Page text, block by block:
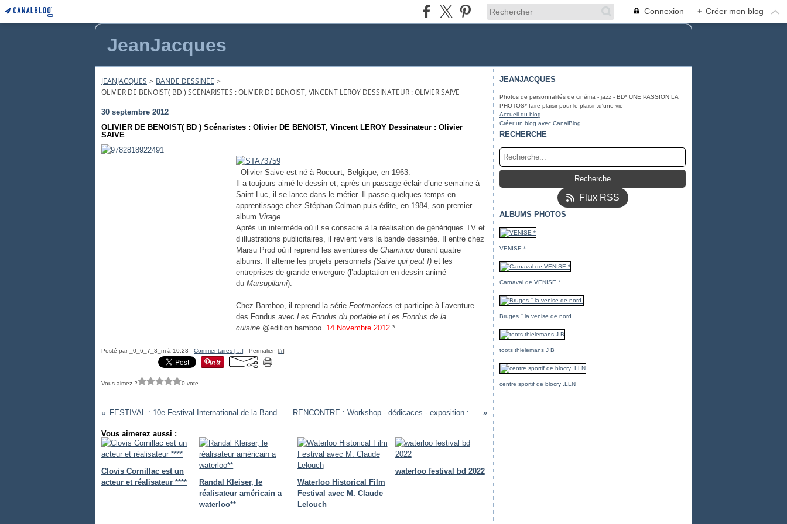
Connexion + Créer mon blog
JeanJacques
JEANJACQUES > BANDE DESSINÉE >
OLIVIER DE BENOIST( BD ) SCÉNARISTES : OLIVIER DE BENOIST, VINCENT LEROY DESSINATEUR : OLIVIER SAIVE
30 septembre 2012
OLIVIER DE BENOIST( BD ) Scénaristes : Olivier DE BENOIST, Vincent LEROY Dessinateur : Olivier
SAIVE
Olivier Saive est né à Rocourt, Belgique, en 1963.
Il a toujours aimé le dessin et, après un passage éclair d’une semaine à
Saint Luc, il se lance dans le métier. Il passe quelques temps en
apprentissage chez Stéphan Colman puis édite, en 1984, son premier
album Virage.
Après un intermède où il se consacre à la réalisation de génériques TV et
d’illustrations publicitaires, il revient vers la bande dessinée. Il entre chez
Marsu Prod où il reprend les aventures de Chaminou durant quatre
albums. Il alterne les projets personnels (Saive qui peut !) et les
entreprises de grande envergure (l’adaptation en dessin animé
du Marsupilami).
Chez Bamboo, il reprend la série Footmaniacs et participe à l’aventure
des Fondus avec Les Fondus du portable et Les Fondus de la
cuisine. @edition bamboo 14 Novembre 2012 *
Posté par _0_6_7_3_m à 10:23 - Commentaires [ ] - Permalien [#]
Vous aimez ? 0 vote
FESTIVAL : 10e Festival International de la Bande Dessinée d'Ajaccio RENCONTRE : Workshop - dédicaces - exposition : Nix / Librairie Brüsel -
Vous aimerez aussi :
Clovis Cornillac est un
acteur et réalisateur ****
Randal Kleiser, le
réalisateur américain a
waterloo**
Waterloo Historical Film
Festival avec M. Claude
Lelouch
waterloo festival bd 2022
JEANJACQUES
Photos de personnalités de cinéma - jazz - BD* UNE PASSION LA
PHOTOS* faire plaisir pour le plaisir ;d'une vie
Accueil du blog
Créer un blog avec CanalBlog
RECHERCHE
Flux RSS
ALBUMS PHOTOS
VENISE *
Carnaval de VENISE *
Bruges '' la venise de nord.
toots thielemans J B
centre sportif de blocry .LLN